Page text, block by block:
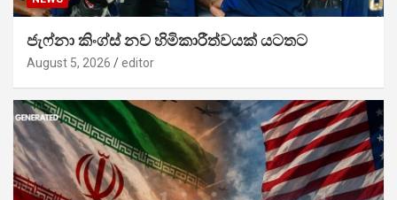
ජැෆ්නා කිංග්ස් නව හිමිකාරීත්වයක් යටතට
August 5, 2026 editor